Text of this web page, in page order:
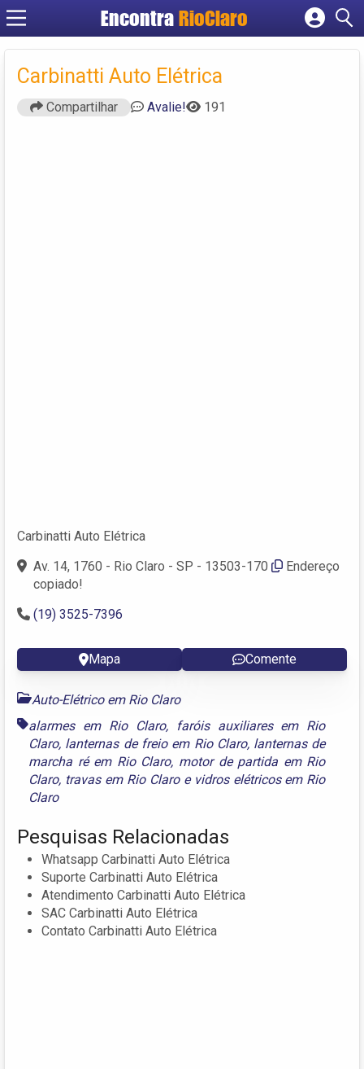
Encontra RioClaro
Cadastrar empresa
Criar conta
Carbinatti Auto Elétrica
Compartilhar Avalie! 191
Carbinatti Auto Elétrica
Av. 14, 1760 - Rio Claro - SP - 13503-170
Endereço
copiado!
(19) 3525-7396
Mapa Comente
Auto-Elétrico em Rio Claro
alarmes em Rio Claro,
faróis auxiliares em Rio
Claro, lanternas de freio em Rio Claro, lanternas de
marcha ré em Rio Claro, motor de partida em Rio
Claro, travas em Rio Claroe vidros elétricos em Rio
Claro
Pesquisas Relacionadas
Whatsapp Carbinatti Auto Elétrica
Suporte Carbinatti Auto Elétrica
Atendimento Carbinatti Auto Elétrica
SAC Carbinatti Auto Elétrica
Contato Carbinatti Auto Elétrica